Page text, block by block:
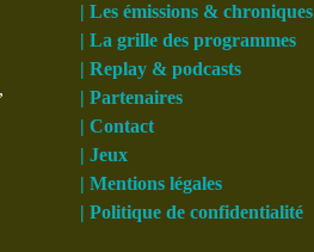
| Les émissions & chroniques
| La grille des programmes
| Replay & podcasts
| Partenaires
| Contact
| Jeux
| Mentions légales
| Politique de confidentialité